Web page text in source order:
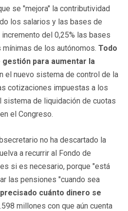
se "mejora" la contributividad
los salarios y las bases de
del 0,25% las bases
mínimas de los autónomos. Todo
para aumentar la
el nuevo sistema de control de la
cotizaciones impuestas a los
de liquidación de cuotas
el Congreso.
no ha descartado la
a recurrir al Fondo de
si es necesario, porque "está
las pensiones "cuando sea
cuánto dinero se
millones con que aún cuenta